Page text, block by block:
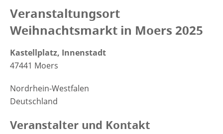
Veranstaltungsort
Weihnachtsmarkt in Moers 2025
Kastellplatz, Innenstadt
47441 Moers
Nordrhein-Westfalen
Deutschland
Veranstalter und Kontakt